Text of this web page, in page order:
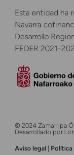
Esta entidad ha
Navarra
Desarrollo
FEDER 2021-
© 2024 Zamarripa
Desarrollado por
Aviso legal Política